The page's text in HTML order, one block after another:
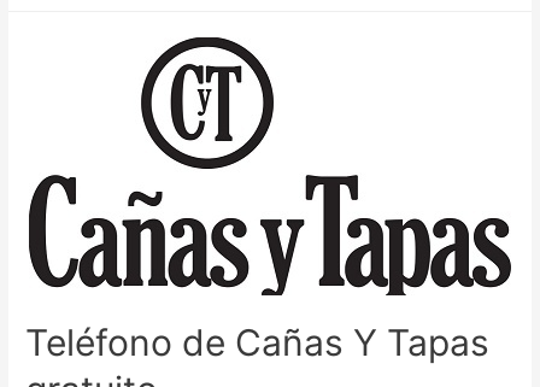
Teléfono de Cañas Y Tapas